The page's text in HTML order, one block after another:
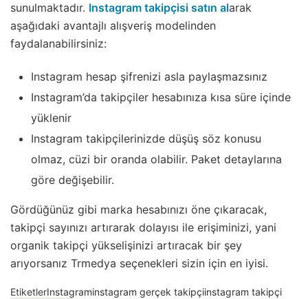
sunulmaktadır. Instagram takipçisi satın alarak
aşağıdaki avantajlı alışveriş modelinden
faydalanabilirsiniz:
Instagram hesap şifrenizi asla paylaşmazsınız
Instagram’da takipçiler hesabınıza kısa süre içinde
yüklenir
Instagram takipçilerinizde düşüş söz konusu
olmaz, cüzi bir oranda olabilir. Paket detaylarına
göre değişebilir.
Gördüğünüz gibi marka hesabınızı öne çıkaracak,
takipçi sayınızı artırarak dolayısı ile erişiminizi, yani
organik takipçi yükselişinizi artıracak bir şey
arıyorsanız Trmedya seçenekleri sizin için en iyisi.
EtiketlerInstagraminstagram gerçek takipçiinstagram takipçi